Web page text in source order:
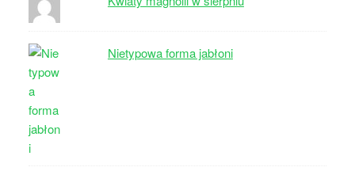
Nietypowa forma jabłoni